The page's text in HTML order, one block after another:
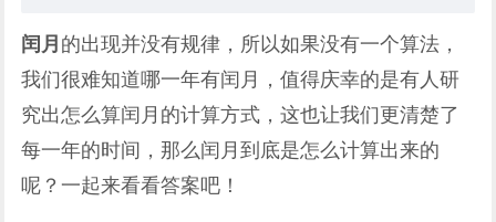
闰月 的出现并没有规律，所以如果没有一个算法，
我们很难知道哪一年有闰月，值得庆幸的是有人研
究出怎么算闰月的计算方式，这也让我们更清楚了
每一年的时间，那么闰月到底是怎么计算出来的
呢？一起来看看答案吧！